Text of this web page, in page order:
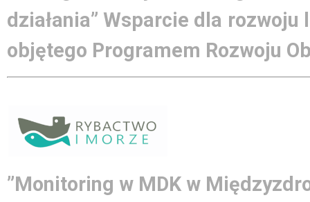
działania” Wsparcie dla rozwoju
objętego Programem Rozwoju
”Monitoring w MDK w